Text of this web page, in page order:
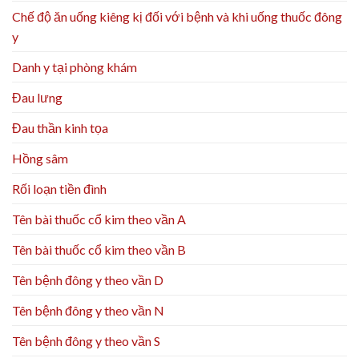
Chế độ ăn uống kiêng kị đối với bệnh và khi uống thuốc đông
y
Danh y tại phòng khám
Đau lưng
Đau thần kinh tọa
Hồng sâm
Rối loạn tiền đình
Tên bài thuốc cổ kim theo vần A
Tên bài thuốc cổ kim theo vần B
Tên bệnh đông y theo vần D
Tên bệnh đông y theo vần N
Tên bệnh đông y theo vần S